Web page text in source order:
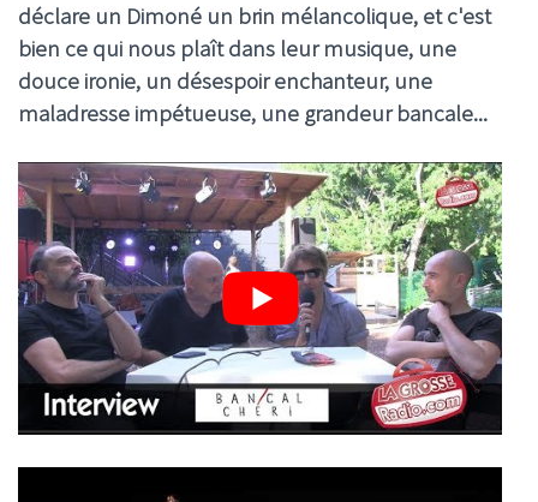
déclare un Dimoné un brin mélancolique, et c'est
bien ce qui nous plaît dans leur musique, une
douce ironie, un désespoir enchanteur, une
maladresse impétueuse, une grandeur bancale...